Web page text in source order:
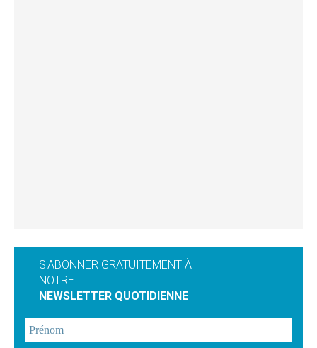
S'ABONNER GRATUITEMENT À
NOTRE
NEWSLETTER QUOTIDIENNE